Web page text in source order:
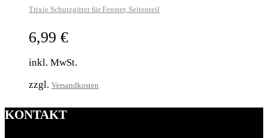
Trixie Schutzgitter für Fenster, Seitenteil
6,99 €
inkl. MwSt.
zzgl. Versandkosten
KONTAKT